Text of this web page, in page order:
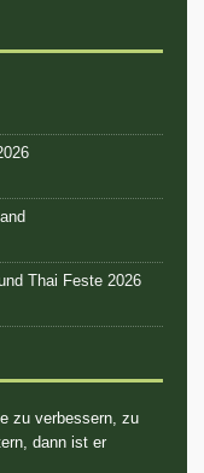
Thai Feste 2026
zu verbessern, zu
dann ist er